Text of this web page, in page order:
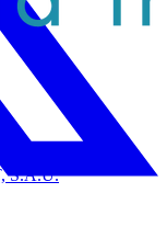
S.A.U.